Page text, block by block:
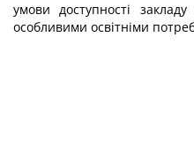
умови доступності
особливими освітніми